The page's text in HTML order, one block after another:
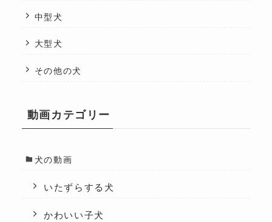
中型犬
大型犬
その他の犬
動画カテゴリー
犬の動画
いたずらする犬
かわいい子犬